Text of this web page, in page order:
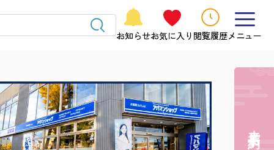
お知らせお気に入り 閲覧履歴メニュー